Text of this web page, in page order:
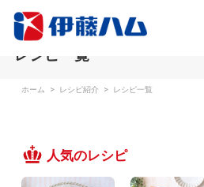
レシピ一覧
ホーム > レシピ紹介 > レシピ一覧
人気のレシピ